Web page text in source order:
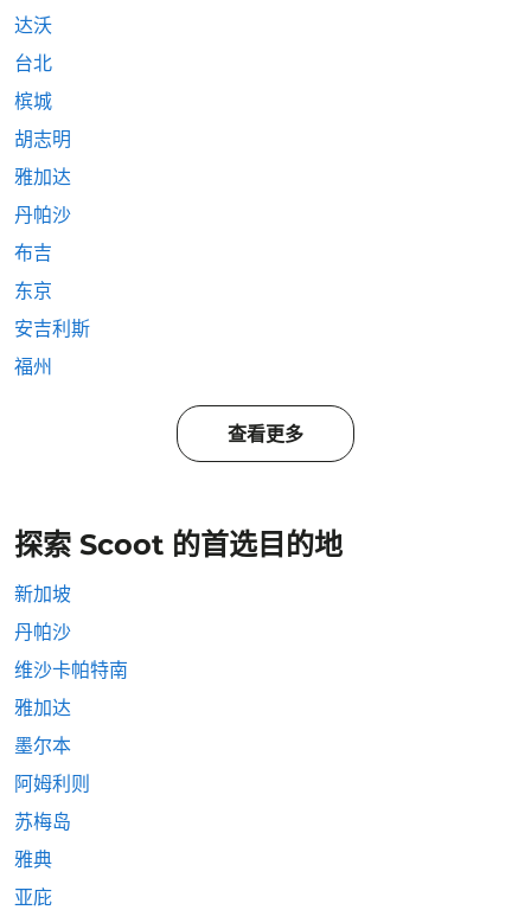
达沃
台北
槟城
胡志明
雅加达
丹帕沙
布吉
东京
安吉利斯
福州
查看更多
探索 Scoot 的首选目的地
新加坡
丹帕沙
维沙卡帕特南
雅加达
墨尔本
阿姆利则
苏梅岛
雅典
亚庇